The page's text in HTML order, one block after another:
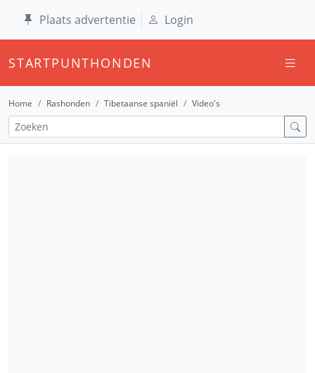
Plaats advertentie Login
STARTPUNTHONDEN
Home Rashonden Tibetaanse spaniël Video's